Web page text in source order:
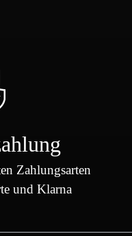
Zahlungsarten
und Klarna